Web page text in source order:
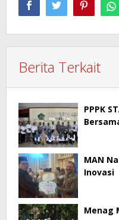
Berita Terkait
PPPK
MAN
Inovasi
Menag